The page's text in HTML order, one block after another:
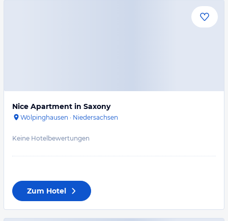
Nice Apartment in Saxony
Wölpinghausen · Niedersachsen
Keine Hotelbewertungen
Zum Hotel